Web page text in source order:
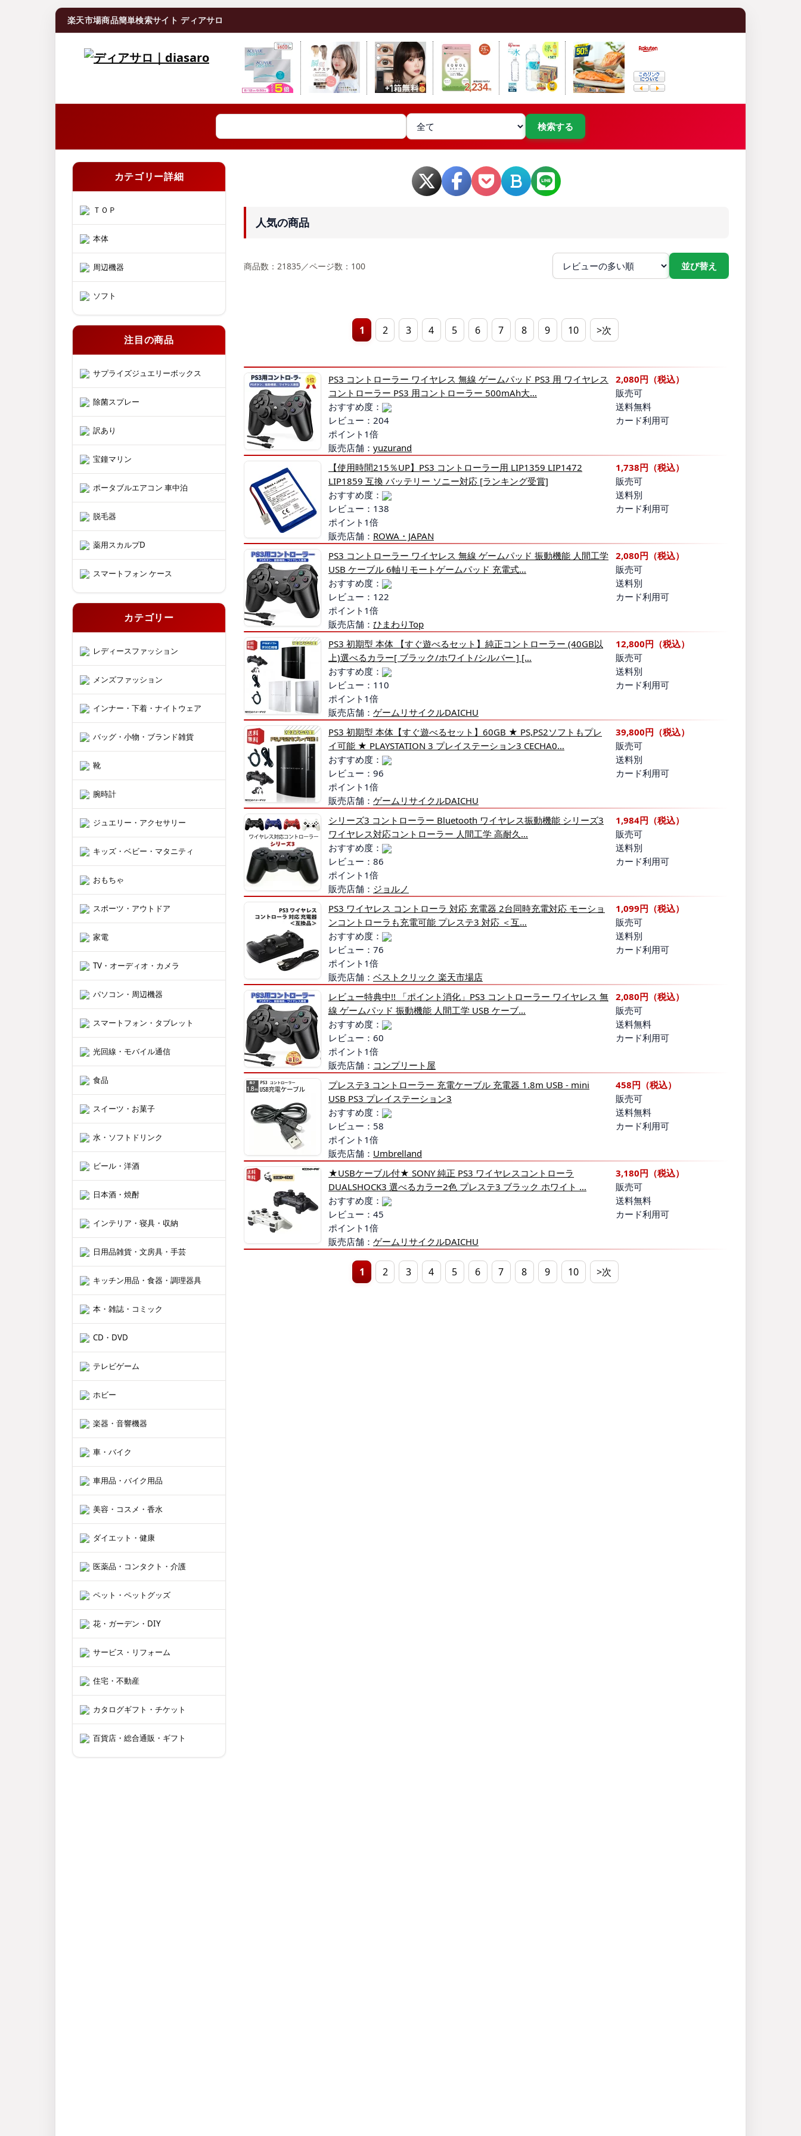
楽天市場商品簡単検索サイト ディアサロ
人気の商品
商品数：21835／ページ数：100
1 2 3 4 5 6 7 8 9 10 >次
PS3 コントローラー ワイヤレス 無線 ゲームパッド PS3 用 ワイヤレス
コントローラー PS3 用コントローラー 500mAh大…
おすすめ度：
レビュー：204
ポイント1倍
販売店舗： yuzurand
2,080円（税込）
販売可
送料無料
カード利用可
【使用時間215％UP】PS3 コントローラー用 LIP1359 LIP1472
LIP1859 互換 バッテリー ソニー対応 [ランキング受賞]
おすすめ度：
レビュー：138
ポイント1倍
販売店舗： ROWA・JAPAN
1,738円（税込）
販売可
送料別
カード利用可
PS3 コントローラー ワイヤレス 無線 ゲームパッド 振動機能 人間工学
USB ケーブル 6軸リモートゲームパッド 充電式…
おすすめ度：
レビュー：122
ポイント1倍
販売店舗： ひまわりTop
2,080円（税込）
販売可
送料別
カード利用可
PS3 初期型 本体 【すぐ遊べるセット】純正コントローラー (40GB以
上)選べるカラー[ ブラック/ホワイト/シルバー ] […
おすすめ度：
レビュー：110
ポイント1倍
販売店舗： ゲームリサイクルDAICHU
12,800円（税込）
販売可
送料別
カード利用可
PS3 初期型 本体【すぐ遊べるセット】60GB ★ PS,PS2ソフトもプレ
イ可能 ★ PLAYSTATION 3 プレイステーション3 CECHA0…
おすすめ度：
レビュー：96
ポイント1倍
販売店舗： ゲームリサイクルDAICHU
39,800円（税込）
販売可
送料別
カード利用可
シリーズ3 コントローラー Bluetooth ワイヤレス振動機能 シリーズ3
ワイヤレス対応コントローラー 人間工学 高耐久…
おすすめ度：
レビュー：86
ポイント1倍
販売店舗： ジョルノ
1,984円（税込）
販売可
送料別
カード利用可
PS3 ワイヤレス コントローラ 対応 充電器 2台同時充電対応 モーショ
ンコントローラも充電可能 プレステ3 対応 ＜互…
おすすめ度：
レビュー：76
ポイント1倍
販売店舗： ベストクリック 楽天市場店
1,099円（税込）
販売可
送料別
カード利用可
レビュー特典中!! 「ポイント消化」PS3 コントローラー ワイヤレス 無
線 ゲームパッド 振動機能 人間工学 USB ケーブ…
おすすめ度：
レビュー：60
ポイント1倍
販売店舗： コンプリート屋
2,080円（税込）
販売可
送料無料
カード利用可
プレステ3 コントローラー 充電ケーブル 充電器 1.8m USB - mini
USB PS3 プレイステーション3
おすすめ度：
レビュー：58
ポイント1倍
販売店舗： Umbrelland
458円（税込）
販売可
送料無料
カード利用可
★USBケーブル付★ SONY 純正 PS3 ワイヤレスコントローラ
DUALSHOCK3 選べるカラー2色 プレステ3 ブラック ホワイト …
おすすめ度：
レビュー：45
ポイント1倍
販売店舗： ゲームリサイクルDAICHU
3,180円（税込）
販売可
送料無料
カード利用可
1 2 3 4 5 6 7 8 9 10 >次
カテゴリー詳細
ＴＯＰ
本体
周辺機器
ソフト
注目の商品
サプライズジュエリーボックス
除菌スプレー
訳あり
宝鐘マリン
ポータブルエアコン 車中泊
脱毛器
薬用スカルプD
スマートフォン ケース
カテゴリー
レディースファッション
メンズファッション
インナー・下着・ナイトウェア
バッグ・小物・ブランド雑貨
靴
腕時計
ジュエリー・アクセサリー
キッズ・ベビー・マタニティ
おもちゃ
スポーツ・アウトドア
家電
TV・オーディオ・カメラ
パソコン・周辺機器
スマートフォン・タブレット
光回線・モバイル通信
食品
スイーツ・お菓子
水・ソフトドリンク
ビール・洋酒
日本酒・焼酎
インテリア・寝具・収納
日用品雑貨・文房具・手芸
キッチン用品・食器・調理器具
本・雑誌・コミック
CD・DVD
テレビゲーム
ホビー
楽器・音響機器
車・バイク
車用品・バイク用品
美容・コスメ・香水
ダイエット・健康
医薬品・コンタクト・介護
ペット・ペットグッズ
花・ガーデン・DIY
サービス・リフォーム
住宅・不動産
カタログギフト・チケット
百貨店・総合通販・ギフト